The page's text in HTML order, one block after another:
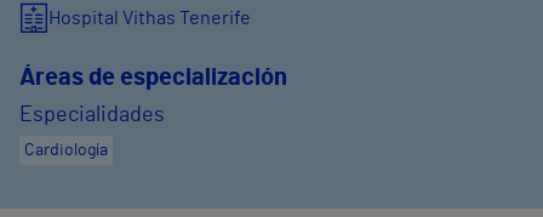
Hospital Vithas Tenerife
Áreas de especialización
Especialidades
Cardiología